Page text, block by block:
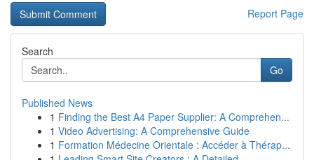
Report Page
Search
Go
Published News
1 Finding the Best A4 Paper Supplier: A Comprehen...
1 Video Advertising: A Comprehensive Guide
1 Formation Médecine Orientale : Accéder à Thérap...